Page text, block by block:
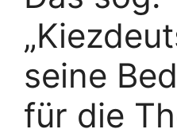
seine
für die